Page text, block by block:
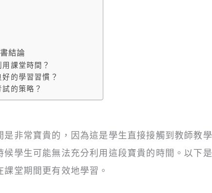
結論
課堂時間？
的學習習慣？
的策略？
是非常寶貴的，因為這是學生直接接觸到教師教學
候學生可能無法充分利用這段寶貴的時間。以下是
堂期間更有效地學習。